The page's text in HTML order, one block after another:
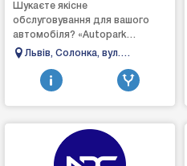
Шукаєте якісне
обслуговування для вашого
автомобіля? «Autopark
Service» — ваш надійний
пропонуємо повний спектр
послуг, щоб в...
Львів, Солонка, вул.
Кільцева, 60